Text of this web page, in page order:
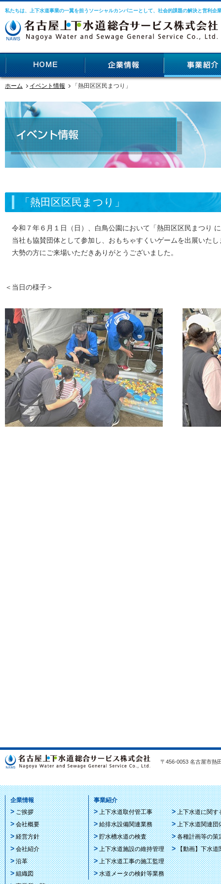
私たちは、上下水道事業の一翼を担うソーシャルカンパニーとして、社会的課題の解決と営利企
ホーム イベント情報 「熱田区区民まつり」
「熱田区区民まつり」
令和７年６月１日（日）、白鳥公園において「熱田区区民まつり
当社も協賛団体として参加し、おもちゃすくいゲームを出展いたし
大勢の方にご来場いただきありがとうございました。
＜当日の様子＞
〒456-0053 名古屋市
企業情報
ご挨拶
会社概要
経営方針
会社紹介
沿革
組織図
事業紹介
上下水道取付管工事
給排水設備関連業務
貯水槽水道の検査
上下水道施設の維持管理
上下水道工事の施工監理
水道メータの検針等業務
上下水道に関す
上下水道関連団
各種計画等の策
【動画】下水道